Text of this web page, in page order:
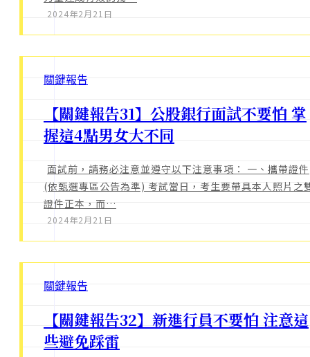
2024年2月21日
關鍵報告
【關鍵報告31】公股銀行面試不要怕 掌
握這4點男女大不同
面試前，請務必注意並遵守以下注意事項： 一、攜帶證件
(依甄選專區公告為準) 考試當日，考生要帶具本人照片之
證件正本，而…
2024年2月21日
關鍵報告
【關鍵報告32】新進行員不要怕 注意這
些避免踩雷